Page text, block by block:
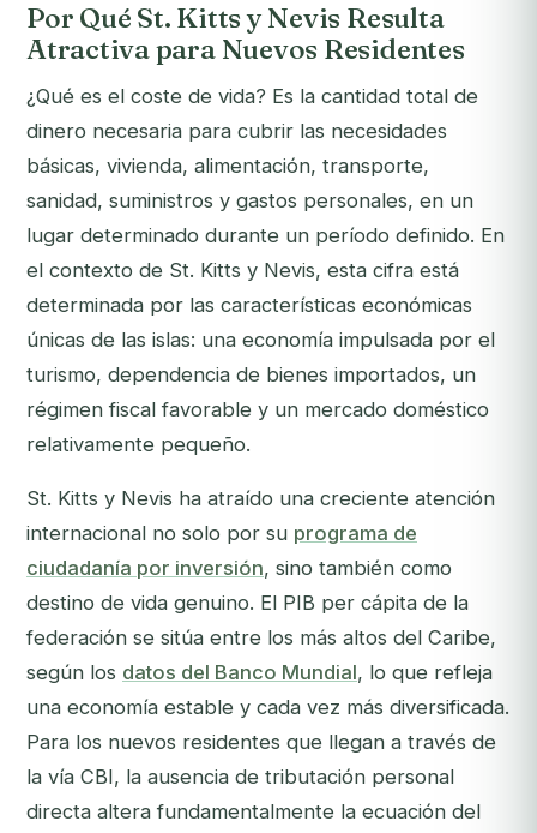
Por Qué St. Kitts y Nevis Resulta
Atractiva para Nuevos Residentes
¿Qué es el coste de vida? Es la cantidad total de
dinero necesaria para cubrir las necesidades
básicas, vivienda, alimentación, transporte,
sanidad, suministros y gastos personales, en un
lugar determinado durante un período definido. En
el contexto de St. Kitts y Nevis, esta cifra está
determinada por las características económicas
únicas de las islas: una economía impulsada por el
turismo, dependencia de bienes importados, un
régimen fiscal favorable y un mercado doméstico
relativamente pequeño.
St. Kitts y Nevis ha atraído una creciente atención
internacional no solo por su programa de
ciudadanía por inversión, sino también como
destino de vida genuino. El PIB per cápita de la
federación se sitúa entre los más altos del Caribe,
según los datos del Banco Mundial, lo que refleja
una economía estable y cada vez más diversificada.
Para los nuevos residentes que llegan a través de
la vía CBI, la ausencia de tributación personal
directa altera fundamentalmente la ecuación del